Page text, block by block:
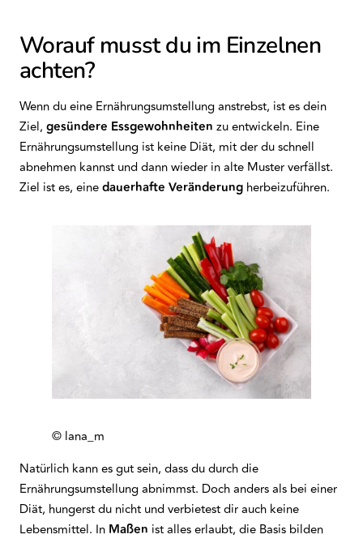
Worauf musst du im Einzelnen
achten?
Wenn du eine Ernährungsumstellung anstrebst, ist es dein
Ziel, gesündere Essgewohnheiten zu entwickeln. Eine
Ernährungsumstellung ist keine Diät, mit der du schnell
abnehmen kannst und dann wieder in alte Muster verfällst.
Ziel ist es, einedauerhafte Veränderung herbeizuführen.
© lana_m
Natürlich kann es gut sein, dass du durch die
Ernährungsumstellung abnimmst. Doch anders als bei einer
Diät, hungerst du nicht und verbietest dir auch keine
Lebensmittel. In Maßen ist alles erlaubt, die Basis bilden